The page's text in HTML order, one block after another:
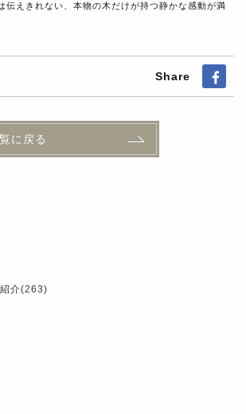
伝えきれない、本物の木だけが持つ静かな感動が満
Share
に戻る
介(263)